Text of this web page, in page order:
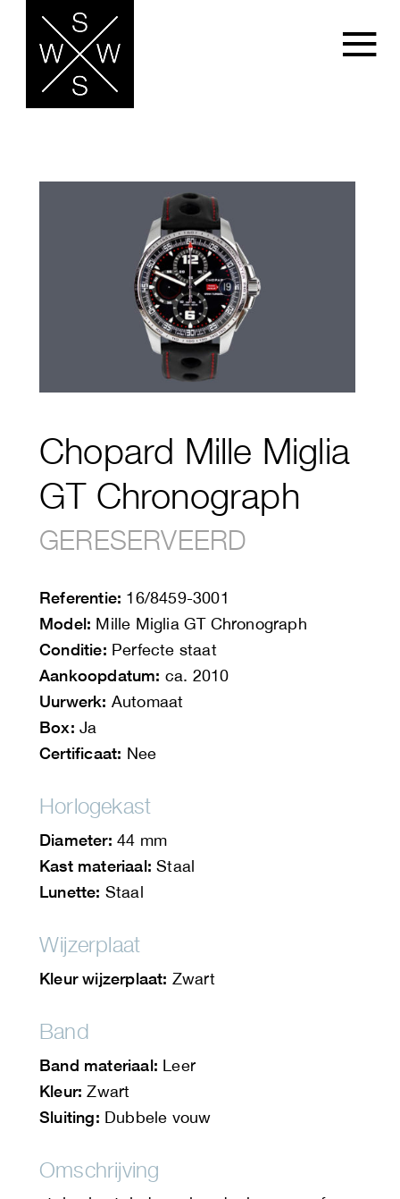
Chopard Mille Miglia
GT Chronograph
GERESERVEERD
Referentie: 16/8459-3001
Model: Mille Miglia GT Chronograph
Conditie: Perfecte staat
Aankoopdatum: ca. 2010
Uurwerk: Automaat
Box: Ja
Certificaat: Nee
Horlogekast
Diameter: 44 mm
Kast materiaal: Staal
Lunette: Staal
Wijzerplaat
Kleur wijzerplaat: Zwart
Band
Band materiaal: Leer
Kleur: Zwart
Sluiting: Dubbele vouw
Omschrijving